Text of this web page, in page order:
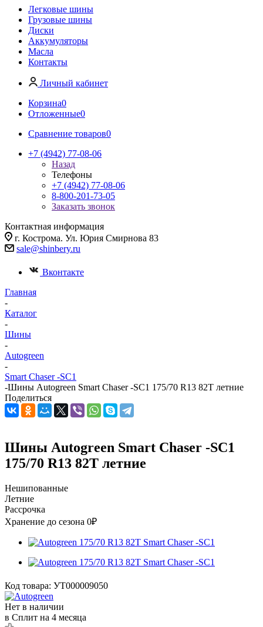
Легковые шины
Грузовые шины
Диски
Аккумуляторы
Масла
Контакты
Личный кабинет
Корзина0
Отложенные0
Сравнение товаров0
+7 (4942) 77-08-06
Назад
Телефоны
+7 (4942) 77-08-06
8-800-201-73-05
Заказать звонок
Контактная информация
г. Кострома. Ул. Юрия Смирнова 83
sale@shinbery.ru
Вконтакте
Главная
-
Каталог
-
Шины
-
Autogreen
-
Smart Chaser -SC1
-Шины Autogreen Smart Chaser -SC1 175/70 R13 82T летние
Поделиться
Шины Autogreen Smart Chaser -SC1
175/70 R13 82T летние
Нешипованные
Летние
Рассрочка
Хранение до сезона 0₽
Код товара: УТ000009050
Нет в наличии
в Сплит на 4 месяца